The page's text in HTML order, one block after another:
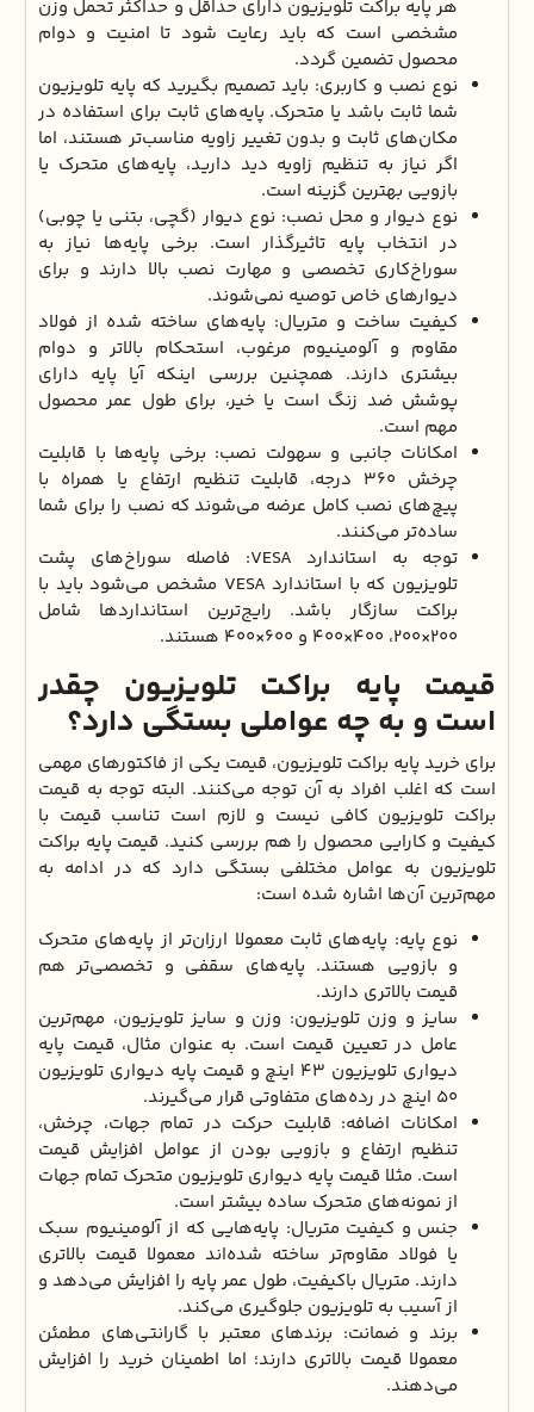
هر پایه براکت تلویزیون دارای حداقل و حداکثر تحمل وزن
مشخصی است که باید رعایت شود تا امنیت و دوام
محصول تضمین گردد.
نوع نصب و کاربری: باید تصمیم بگیرید که پایه تلویزیون
شما ثابت باشد یا متحرک. پایه‌های ثابت برای استفاده در
مکان‌های ثابت و بدون تغییر زاویه مناسب‌تر هستند، اما
اگر نیاز به تنظیم زاویه دید دارید، پایه‌های متحرک یا
بازویی بهترین گزینه است.
نوع دیوار و محل نصب: نوع دیوار (گچی، بتنی یا چوبی)
در انتخاب پایه تاثیرگذار است. برخی پایه‌ها نیاز به
سوراخ‌کاری تخصصی و مهارت نصب بالا دارند و برای
دیوارهای خاص توصیه نمی‌شوند.
کیفیت ساخت و متریال: پایه‌های ساخته شده از فولاد
مقاوم و آلومینیوم مرغوب، استحکام بالاتر و دوام
بیشتری دارند. همچنین بررسی اینکه آیا پایه دارای
پوشش ضد زنگ است یا خیر، برای طول عمر محصول
مهم است.
امکانات جانبی و سهولت نصب: برخی پایه‌ها با قابلیت
چرخش ۳۶۰ درجه، قابلیت تنظیم ارتفاع یا همراه با
پیچ‌های نصب کامل عرضه می‌شوند که نصب را برای شما
ساده‌تر می‌کنند.
توجه به استاندارد VESA: فاصله سوراخ‌های پشت
تلویزیون که با استاندارد VESA مشخص می‌شود باید با
براکت سازگار باشد. رایج‌ترین استانداردها شامل
200×200، 400×400 و 600×400 هستند.
قیمت پایه براکت تلویزیون چقدر
است و به چه عواملی بستگی دارد؟
برای خرید پایه براکت تلویزیون، قیمت یکی از فاکتورهای مهمی
است که اغلب افراد به آن توجه می‌کنند. البته توجه به قیمت
براکت تلویزیون کافی نیست و لازم است تناسب قیمت با
کیفیت و کارایی محصول را هم بررسی کنید. قیمت پایه براکت
تلویزیون به عوامل مختلفی بستگی دارد که در ادامه به
مهم‌ترین آن‌ها اشاره شده است:
نوع پایه: پایه‌های ثابت معمولا ارزان‌تر از پایه‌های متحرک
و بازویی هستند. پایه‌های سقفی و تخصصی‌تر هم
قیمت بالاتری دارند.
سایز و وزن تلویزیون: وزن و سایز تلویزیون، مهم‌ترین
عامل در تعیین قیمت است. به عنوان مثال، قیمت پایه
دیواری تلویزیون ۴۳ اینچ و قیمت پایه دیواری تلویزیون
۵۰ اینچ در رده‌های متفاوتی قرار می‌گیرند.
امکانات اضافه: قابلیت حرکت در تمام جهات، چرخش،
تنظیم ارتفاع و بازویی بودن از عوامل افزایش قیمت
است. مثلا قیمت پایه دیواری تلویزیون متحرک تمام جهات
از نمونه‌های متحرک ساده بیشتر است.
جنس و کیفیت متریال: پایه‌هایی که از آلومینیوم سبک
یا فولاد مقاوم‌تر ساخته شده‌اند معمولا قیمت بالاتری
دارند. متریال باکیفیت، طول عمر پایه را افزایش می‌دهد و
از آسیب به تلویزیون جلوگیری می‌کند.
برند و ضمانت: برندهای معتبر با گارانتی‌های مطمئن
معمولا قیمت بالاتری دارند؛ اما اطمینان خرید را افزایش
می‌دهند.